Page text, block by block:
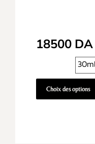
18500 DA
Choix des options